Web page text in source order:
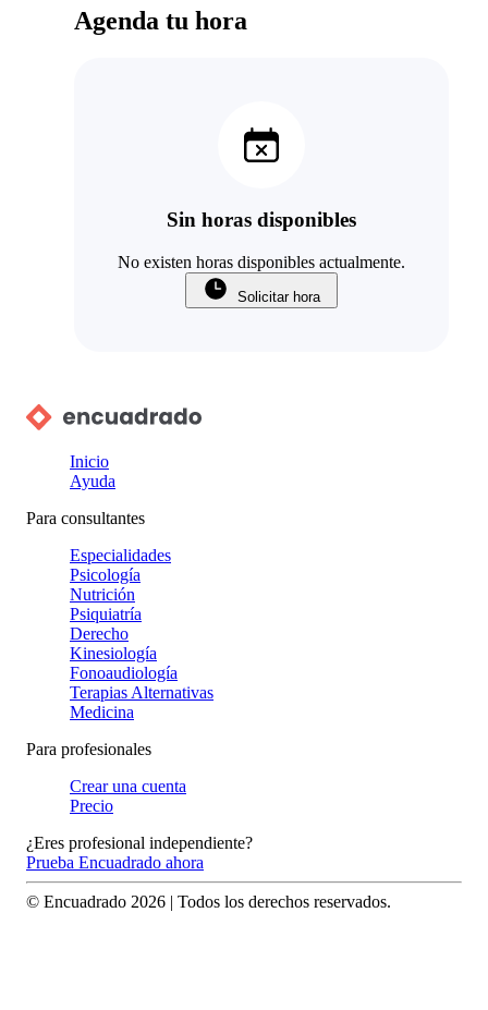
Agenda tu hora
Sin horas disponibles
No existen horas disponibles actualmente.
Solicitar hora
Inicio
Ayuda
Para consultantes
Especialidades
Psicología
Nutrición
Psiquiatría
Derecho
Kinesiología
Fonoaudiología
Terapias Alternativas
Medicina
Para profesionales
Crear una cuenta
Precio
¿Eres profesional independiente?
Prueba Encuadrado ahora
© Encuadrado 2026 | Todos los derechos reservados.